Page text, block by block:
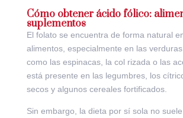
Cómo obtener ácido fólico:
suplementos
El folato se encuentra de forma natural
alimentos, especialmente en las
como las espinacas, la col rizada o las
está presente en las legumbres, los
secos y algunos cereales fortificados.
Sin embargo, la dieta por sí sola no